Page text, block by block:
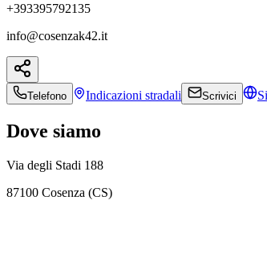
+393395792135
info@cosenzak42.it
Telefono Indicazioni stradali Scrivici
Dove siamo
Via degli Stadi 188
87100 Cosenza (CS)